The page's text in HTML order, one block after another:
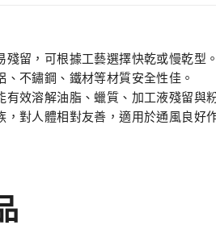
殘留，可根據工藝選擇快乾或慢乾型
、不鏽鋼、鐵材等材質安全性佳。
有效溶解油脂、蠟質、加工液殘留與
，對人體相對友善，適用於通風良好